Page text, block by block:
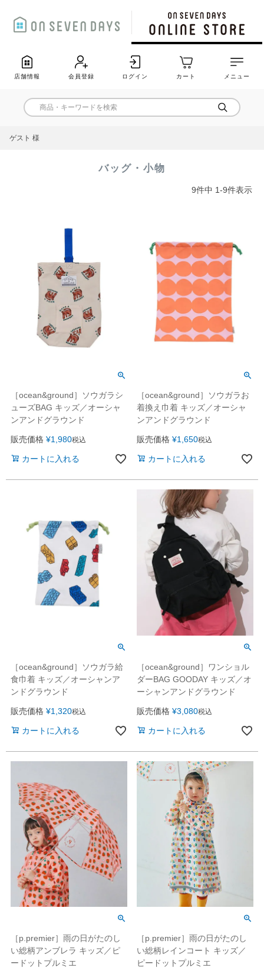
店舗情報 会員登録 ログイン カート メニュー
ゲスト 様
バッグ・小物
9件中 1-9件表示
［ocean&ground］ソウガラシ
ューズBAG キッズ／オーシャ
ンアンドグラウンド
販売価格 ¥1,980税込
カートに入れる
［ocean&ground］ソウガラお
着換え巾着 キッズ／オーシャ
ンアンドグラウンド
販売価格 ¥1,650税込
カートに入れる
［ocean&ground］ソウガラ給
食巾着 キッズ／オーシャンア
ンドグラウンド
販売価格 ¥1,320税込
カートに入れる
［ocean&ground］ワンショル
ダーBAG GOODAY キッズ／オ
ーシャンアンドグラウンド
販売価格 ¥3,080税込
カートに入れる
［p.premier］雨の日がたのし
い総柄アンブレラ キッズ／ピ
ードットプルミエ
［p.premier］雨の日がたのし
い総柄レインコート キッズ／
ピードットプルミエ